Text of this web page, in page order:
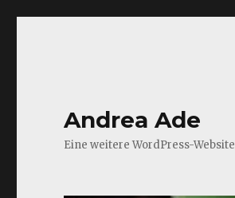
Andrea Ade
Eine weitere WordPress-Website